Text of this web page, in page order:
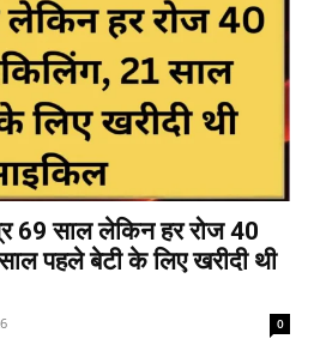
69 साल लेकिन हर रोज 40
पहले बेटी के लिए खरीदी थी
0